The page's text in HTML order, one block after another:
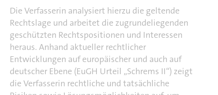
Die Verfasserin analysiert hierzu die geltende
Rechtslage und arbeitet die zugrundeliegenden
geschützten Rechtspositionen und Interessen
heraus. Anhand aktueller rechtlicher
Entwicklungen auf europäischer und auch auf
deutscher Ebene (EuGH Urteil „Schrems II“) zeigt
die Verfasserin rechtliche und tatsächliche